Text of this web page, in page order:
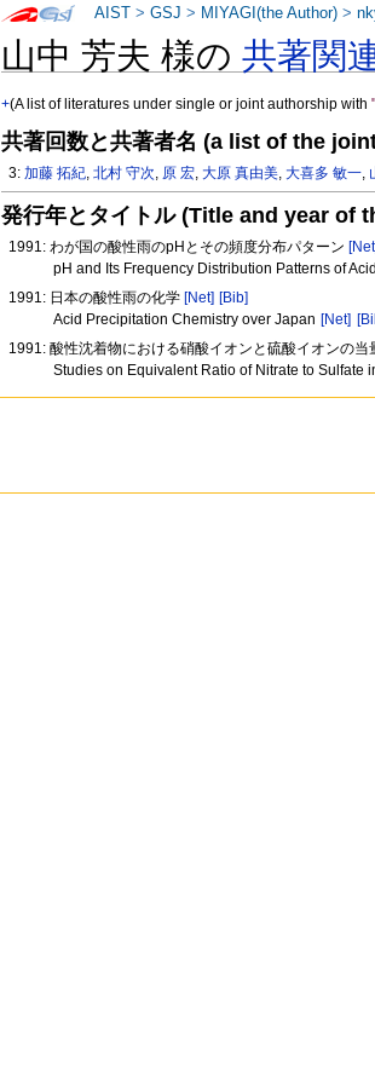
山中 芳夫 様の共著関
+(A list of literatures under single or joint authorship with
共著回数と共著者名 (a list of the
3:加藤 拓紀,北村 守次, 原 宏,大原 真由美,大喜多 敏一,
発行年とタイトル (Title and year of
1991: わが国の酸性雨のpHとその頻度分布パターン
pH and Its Frequency Distribution Patterns of
1991: 日本の酸性雨の化学 [Net] [Bib]
Acid Precipitation Chemistry over Japan [Net]
1991: 酸性沈着物における硝酸イオンと硫酸イオンの当
Studies on Equivalent Ratio of Nitrate to Sulfate
AIST >GSJ > MIYAGI(the Author) >